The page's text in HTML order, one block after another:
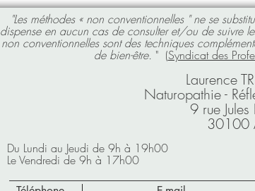
"Les méthodes « non conventionnelles " ne se
dispense en aucun cas de consulter et/ou de suivre
non conventionnelles sont des techniques
de bien-être. " (Syndicat des
Laurence
Naturopathie -
9 rue Jules
30100
Du Lundi au Jeudi de 9h à 19h00
Le Vendredi de 9h à 17h00